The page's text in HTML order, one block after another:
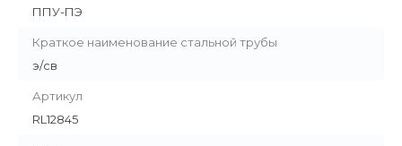
ППУ-ПЭ
Краткое наименование стальной трубы
э/св
Артикул
RL12845